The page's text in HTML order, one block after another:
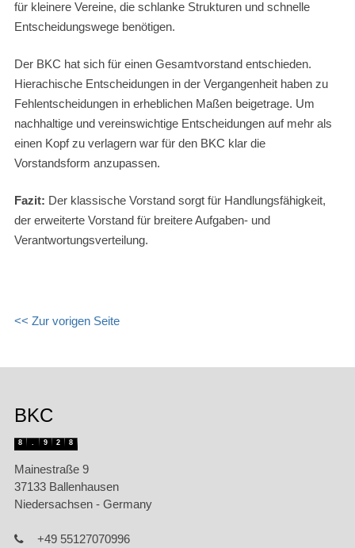
für kleinere Vereine, die schlanke Strukturen und schnelle
Entscheidungswege benötigen.
Der BKC hat sich für einen Gesamtvorstand entschieden.
Hierachische Entscheidungen in der Vergangenheit haben zu
Fehlentscheidungen in erheblichen Maßen beigetrage. Um
nachhaltige und vereinswichtige Entscheidungen auf mehr als
einen Kopf zu verlagern war für den BKC klar die
Vorstandsform anzupassen.
Fazit: Der klassische Vorstand sorgt für Handlungsfähigkeit,
der erweiterte Vorstand für breitere Aufgaben- und
Verantwortungsverteilung.
<< Zur vorigen Seite
BKC
8 . 9 2 8
Mainestraße 9
37133 Ballenhausen
Niedersachsen - Germany
+49 55127070996